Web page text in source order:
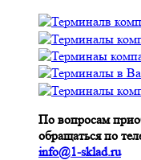
По вопросам
обращаться по
info@1-sklad.ru